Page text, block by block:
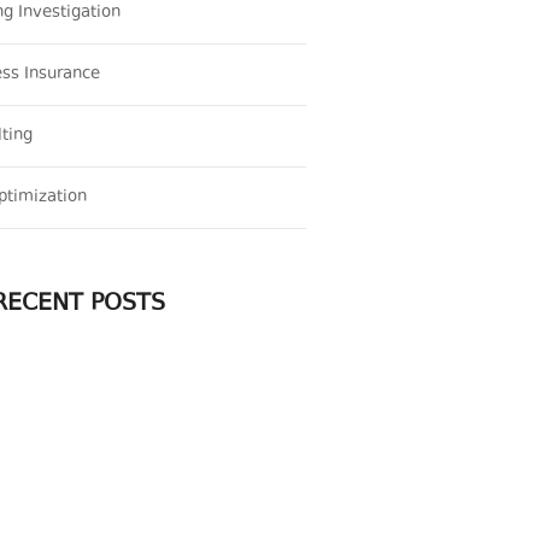
Investigation
Insurance
POSTS